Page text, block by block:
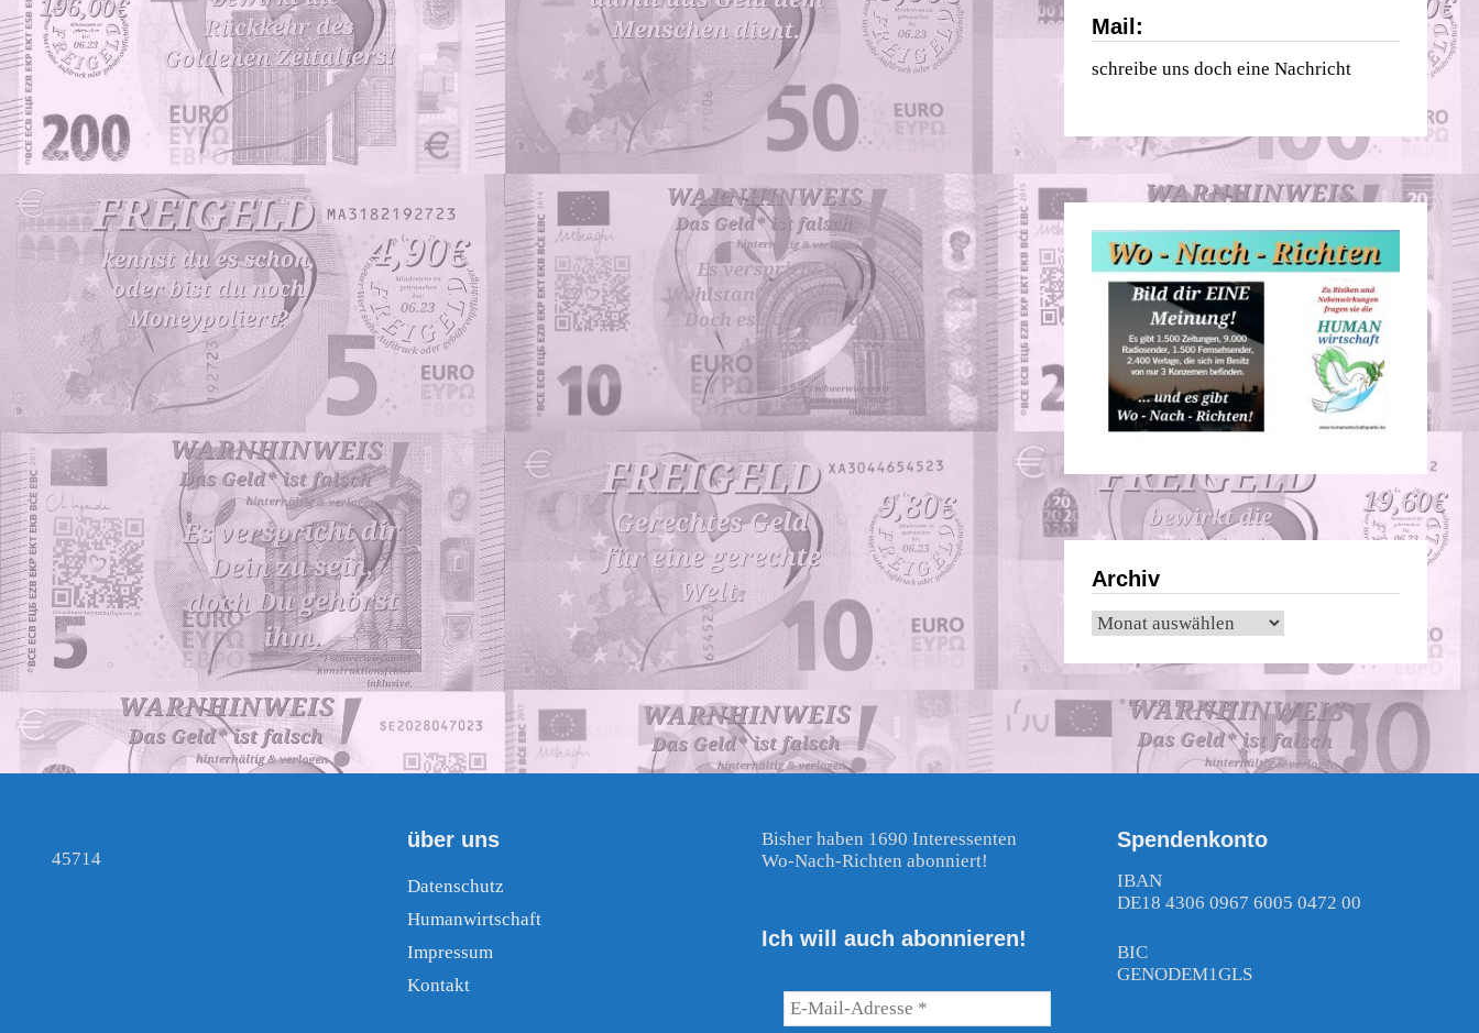
Mail:
schreibe uns doch eine Nachricht
Archiv
Archiv
45714
über uns
Datenschutz
Humanwirtschaft
Impressum
Kontakt
Bisher haben 1690 Interessenten
Wo-Nach-Richten abonniert!
Ich will auch abonnieren!
Spendenkonto
IBAN
DE18 4306 0967 6005 0472 00
BIC
GENODEM1GLS